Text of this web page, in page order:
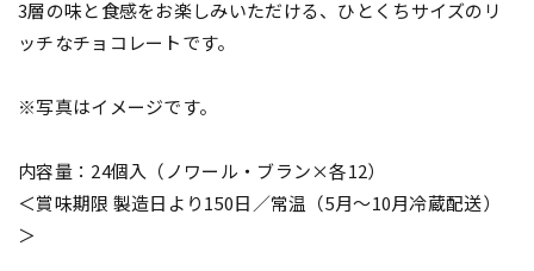
3層の味と食感をお楽しみいただける、ひとくちサイズのリ
ッチなチョコレートです。
※写真はイメージです。
内容量：24個入（ノワール・ブラン×各12）
＜賞味期限 製造日より150日／常温（5月～10月冷蔵配送）
＞